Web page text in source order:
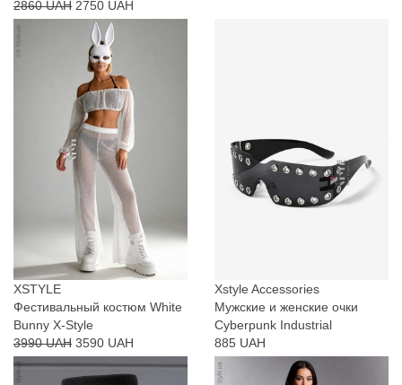
2860 UAH 2750 UAH
XSTYLE
Фестивальный костюм White
Bunny X-Style
3990 UAH 3590 UAH
Xstyle Accessories
Мужские и женские очки
Cyberpunk Industrial
885 UAH